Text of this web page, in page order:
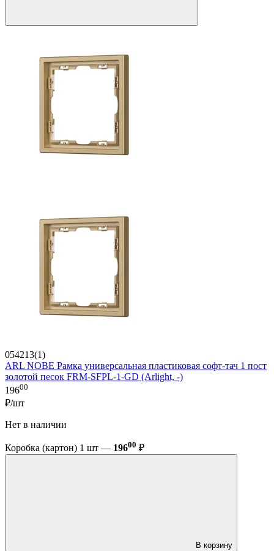
054213(1)
ARL NOBE Рамка универсальная пластиковая софт-тач 1 пост
золотой песок FRM-SFPL-1-GD (Arlight, -)
19600
₽/шт
Нет в наличии
Коробка (картон) 1 шт — 19600 ₽
В корзину